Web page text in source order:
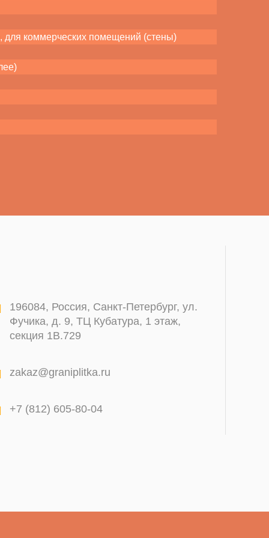
для коммерческих помещений (стены)
196084, Россия, Санкт-Петербург, ул.
Фучика, д. 9, ТЦ Кубатура, 1 этаж,
секция 1В.729
zakaz@graniplitka.ru
+7 (812) 605-80-04